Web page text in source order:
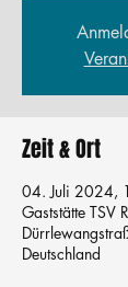
Zeit & Ort
04. Juli 2024,
Gaststätte TSV
Deutschland